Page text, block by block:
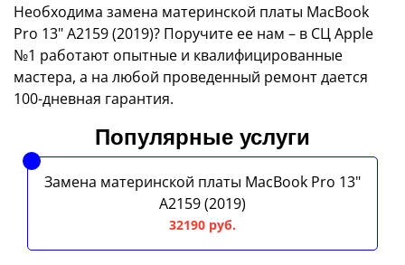
Необходима замена материнской платы MacBook
Pro 13" A2159 (2019)? Поручите ее нам – в СЦ Apple
№1 работают опытные и квалифицированные
мастера, а на любой проведенный ремонт дается
100-дневная гарантия.
Популярные услуги
Замена материнской платы MacBook Pro 13"
A2159 (2019)
32190 руб.